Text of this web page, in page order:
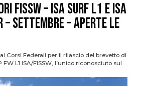
FISSW – ISA SURF L1 e ISA
– APERTE LE
Corsi Federali per il rilascio del brevetto di
FW L1 ISA/FISSW, l’unico riconosciuto sul